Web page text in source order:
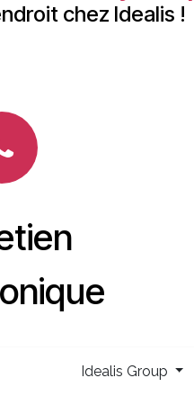
chez Idealis !
Idealis Group